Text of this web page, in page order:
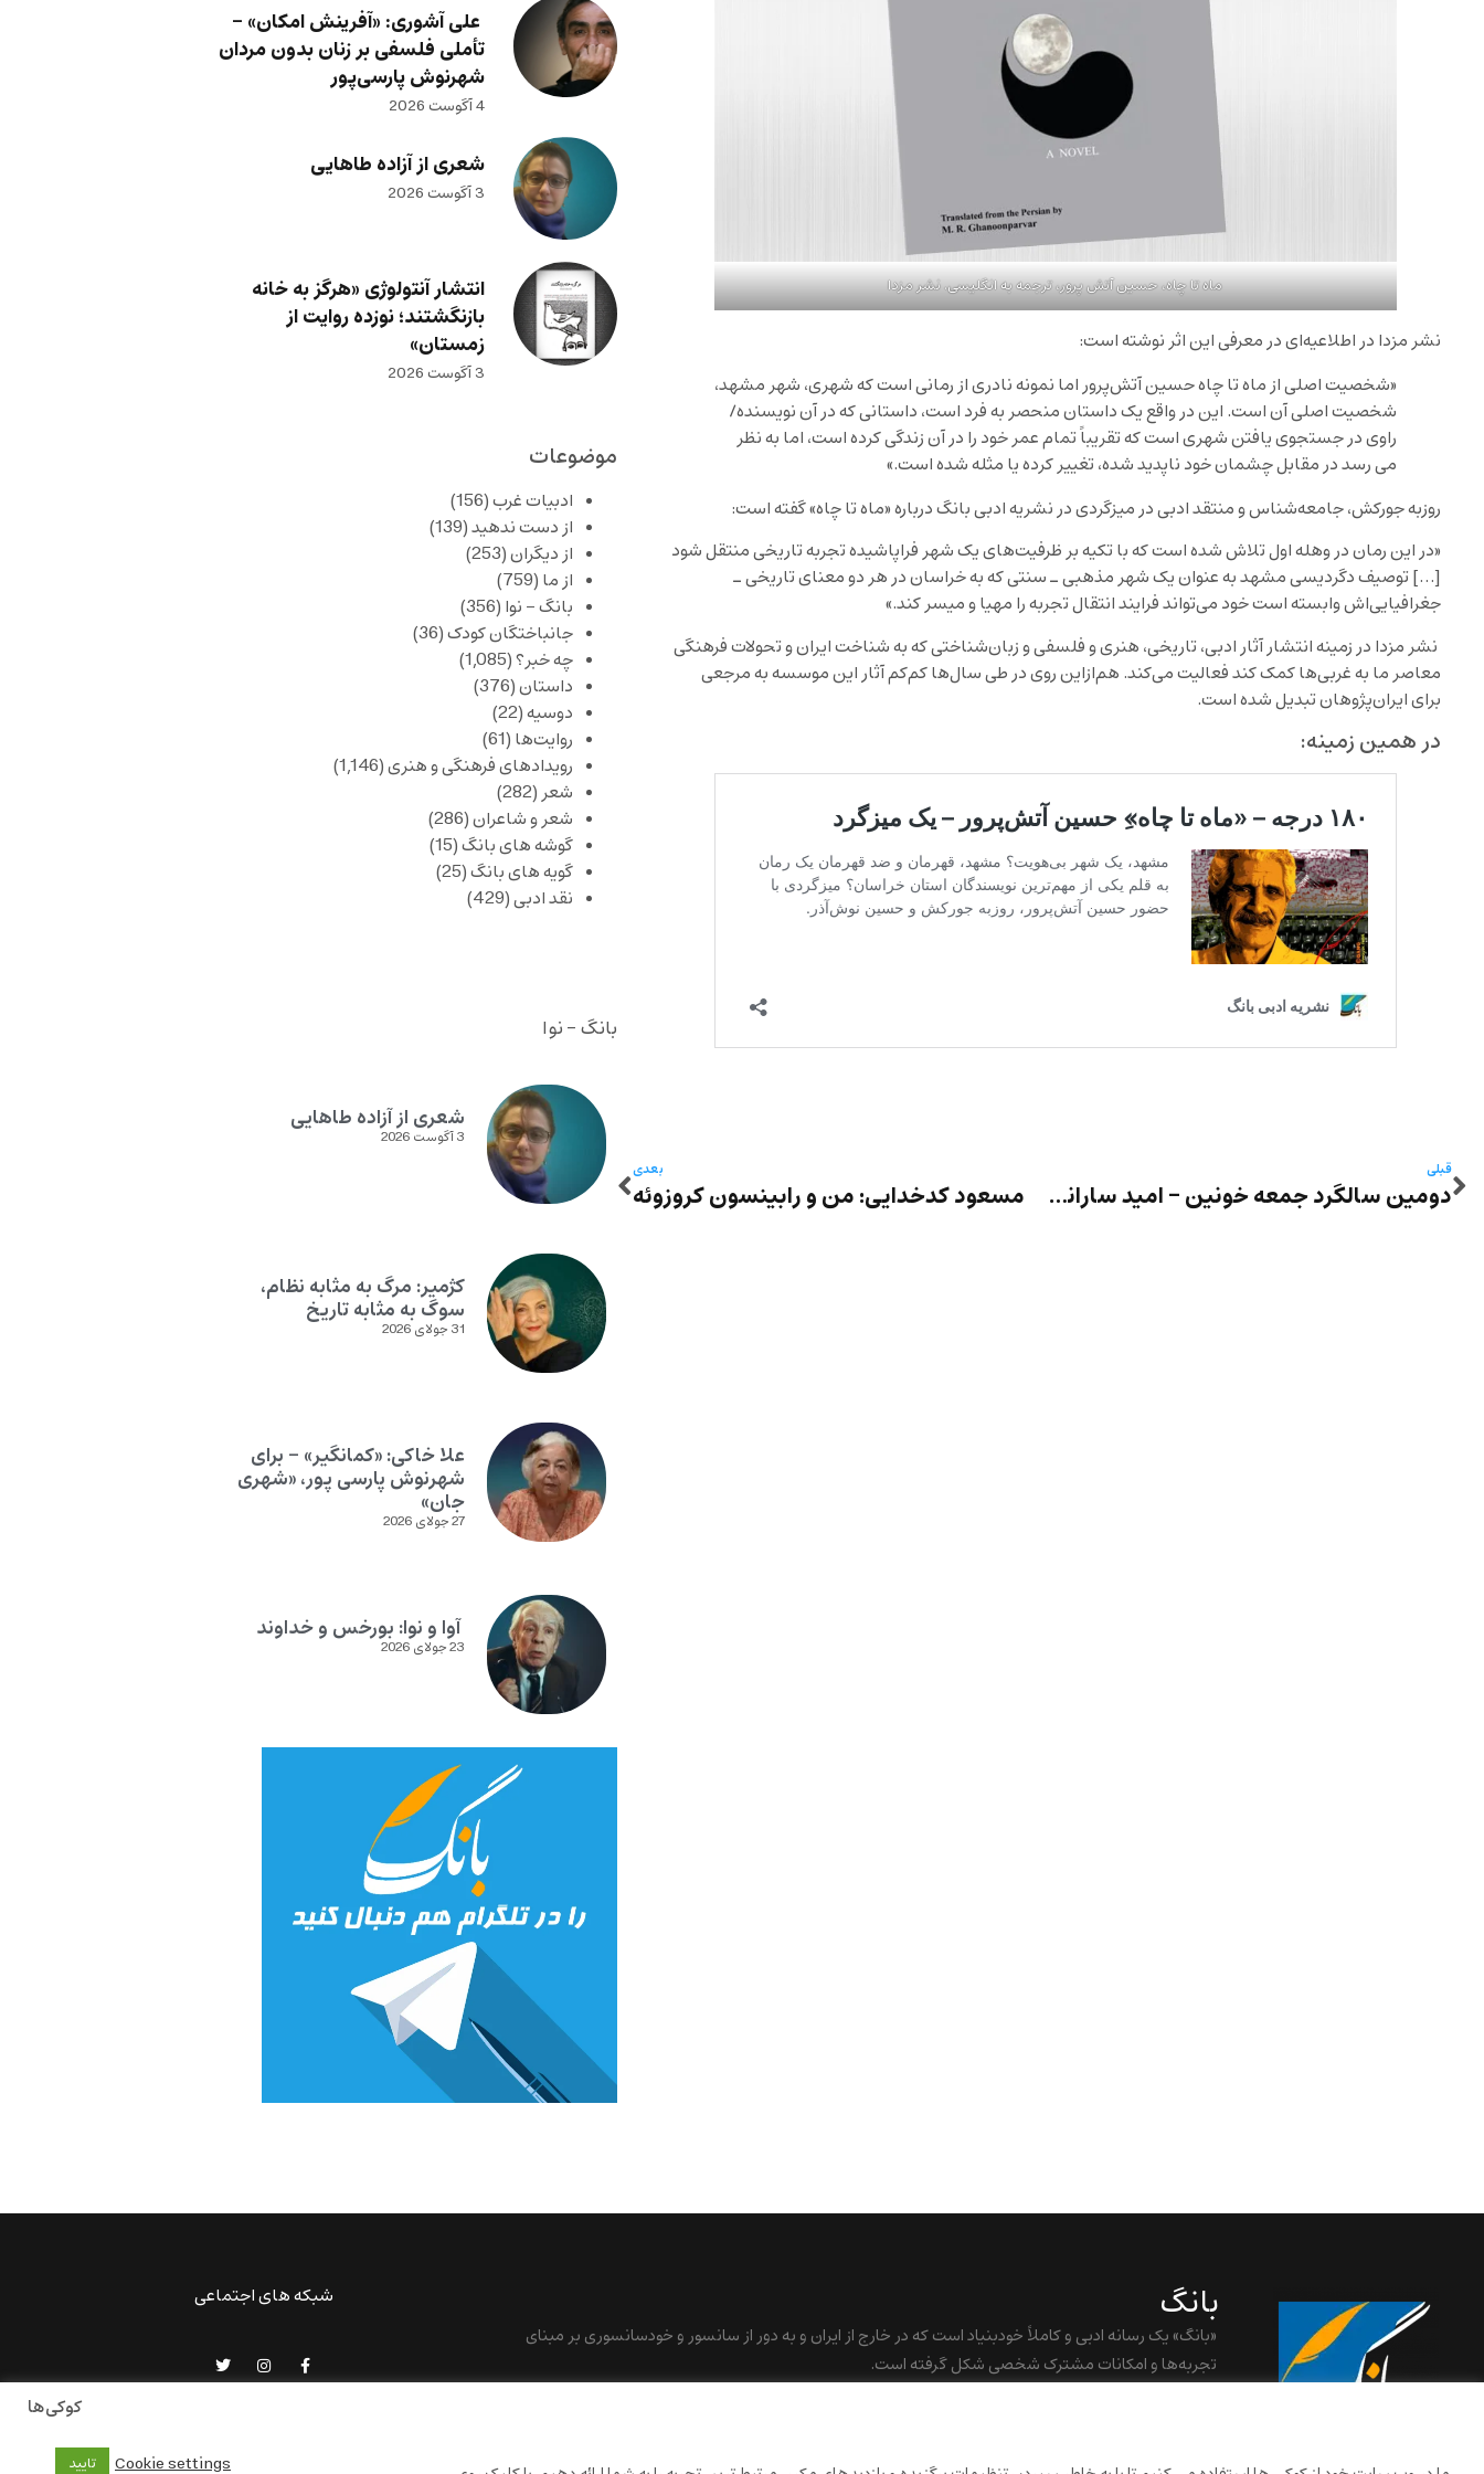
ماه تا چاه، حسین آتش پرور، ترجمه به انگلیسی. نشر مزدا
نشر مزدا در اطلاعیه‌ای در معرفی این اثر نوشته است:
«شخصیت اصلی از ماه تا چاه حسین آتش‌پرور اما نمونه نادری از رمانی است که شهری، شهر مشهد،
شخصیت اصلی آن است. این در واقع یک داستان منحصر به فرد است، داستانی که در آن نویسنده/
راوی در جستجوی یافتن شهری است که تقریباً تمام عمر خود را در آن زندگی کرده است، اما به نظر
می رسد در مقابل چشمان خود ناپدید شده، تغییر کرده یا مثله شده است.»
روزبه جورکش، جامعه‌شناس و منتقد ادبی در میزگردی در نشریه ادبی بانگ درباره «ماه تا چاه» گفته است:
«در این رمان در وهله اول تلاش شده است که با تکیه بر ظرفیت‌های یک شهر فراپاشیده تجربه تاریخی منتقل شود
[…] توصیف دگردیسی مشهد به عنوان یک شهر مذهبی ـ سنتی که به خراسان در هر دو معنای تاریخی ـ
جغرافیایی‌اش وابسته‌ است خود می‌تواند فرایند انتقال تجربه را مهیا و میسر کند.»
نشر مزدا در زمینه انتشار آثار ادبی، تاریخی، هنری و فلسفی و زبان‌شناختی که به شناخت ایران و تحولات فرهنگی
معاصر ما به غربی‌ها کمک کند فعالیت می‌کند. هم‌ازاین روی در طی سال‌ها کم‌کم آثار این موسسه به مرجعی
برای ایران‌پژوهان تبدیل شده است.‌
در همین زمینه:
قبلی
دومین سالگرد جمعه خونین – امید سارانی به روایت حسین نوش‌آذر با صدا و اجرای زهرا پورعزیزی
بعدی
مسعود کدخدایی: من و رابینسون کروزوئه
علی آشوری: «آفرینش امکان» –
تأملی فلسفی بر زنان بدون مردان
شهرنوش پارسی‌پور
4 آگوست 2026
شعری از آزاده طاهایی
3 آگوست 2026
انتشار آنتولوژی «هرگز به خانه
بازنگشتند؛ نوزده روایت از
زمستان»
3 آگوست 2026
موضوعات
ادبیات غرب(156)
از دست ندهید(139)
از دیگران(253)
از ما (759)
بانگ – نوا (356)
جانباختگان کودک(36)
چه خبر؟(1,085)
داستان(376)
دوسیه(22)
روایت‌ها (61)
رویدادهای فرهنگی و هنری(1,146)
شعر(282)
شعر و شاعران(286)
گوشه های بانگ(15)
گویه های بانگ(25)
نقد ادبی(429)
بانگ - نوا
شعری از آزاده طاهایی
3 آگوست 2026
کژمیر: مرگ به مثابه نظام،
سوگ به مثابه تاریخ
31 جولای 2026
علا خاکی: «کمانگیر» – برای
شهرنوش پارسی پور، «شهری
جان»
27 جولای 2026
آوا و نوا: بورخس و خداوند
23 جولای 2026
بانگ
«بانگ» یک رسانه ادبی و کاملاً خودبنیاد است که در خارج از ایران و به دور از سانسور و خودسانسوری بر مبنای
تجربه‌ها و امکانات مشترک شخصی شکل گرفته است.
شبکه های اجتماعی
کوکی‌ها
Cookie settings تایید